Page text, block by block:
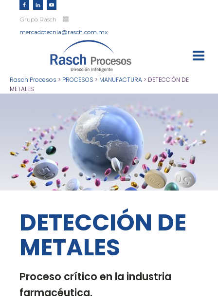
Grupo Rasch
mercadotecnia@rasch.com.mx
Rasch Procesos > PROCESOS > MANUFACTURA > DETECCIÓN DE
METALES
DETECCIÓN DE
METALES
Proceso crítico en la industria
farmacéutica.